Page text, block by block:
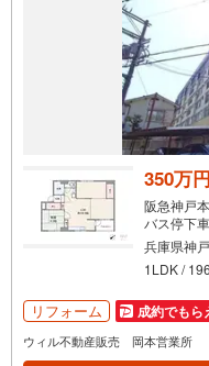
350万円
阪急神戸
バス停下
兵庫県神
1LDK /
リフォーム 成約でもら
ウィル不動産販売 岡本営業所